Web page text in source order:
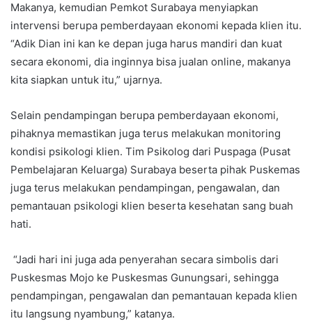
Makanya, kemudian Pemkot Surabaya menyiapkan
intervensi berupa pemberdayaan ekonomi kepada klien itu.
“Adik Dian ini kan ke depan juga harus mandiri dan kuat
secara ekonomi, dia inginnya bisa jualan online, makanya
kita siapkan untuk itu,” ujarnya.
Selain pendampingan berupa pemberdayaan ekonomi,
pihaknya memastikan juga terus melakukan monitoring
kondisi psikologi klien. Tim Psikolog dari Puspaga (Pusat
Pembelajaran Keluarga) Surabaya beserta pihak Puskemas
juga terus melakukan pendampingan, pengawalan, dan
pemantauan psikologi klien beserta kesehatan sang buah
hati.
“Jadi hari ini juga ada penyerahan secara simbolis dari
Puskesmas Mojo ke Puskesmas Gunungsari, sehingga
pendampingan, pengawalan dan pemantauan kepada klien
itu langsung nyambung,” katanya.